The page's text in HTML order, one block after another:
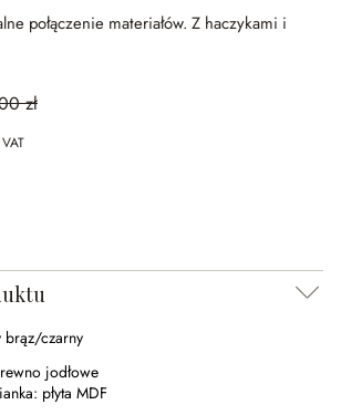
połączenie materiałów. Z haczykami i
zł
brąz/czarny
jodłowe
płyta MDF